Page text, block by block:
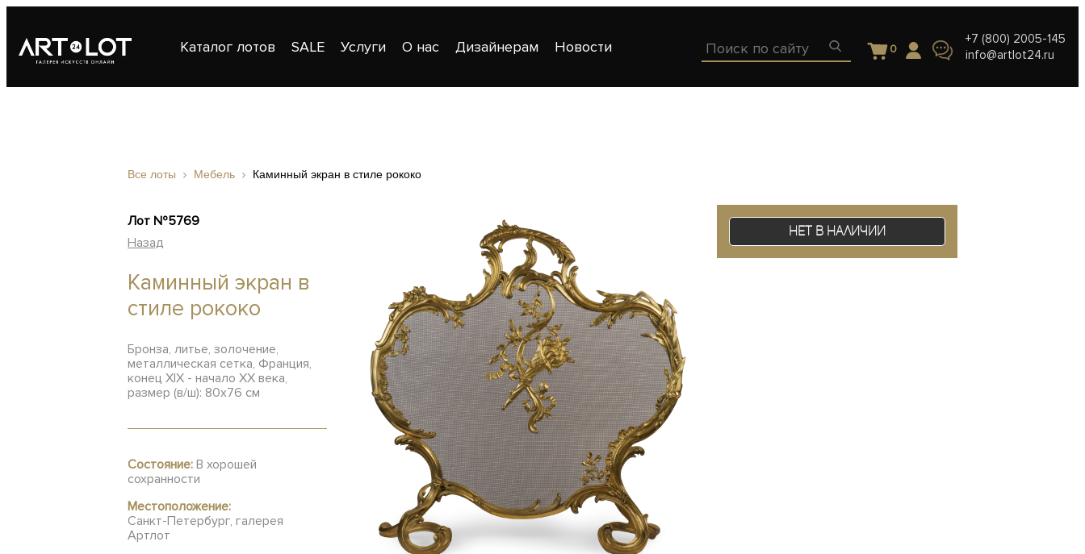
Каталог лотов SALE Услуги О нас Дизайнерам Новости 0
+7 (800) 2005-145
info@artlot24.ru
Все лоты Мебель Каминный экран в стиле рококо
Лот №5769
Назад
Каминный экран в
стиле рококо
Бронза, литье, золочение,
металлическая сетка, Франция,
конец XIX - начало ХХ века,
размер (в/ш): 80х76 см
Состояние: В хорошей
сохранности
Местоположение:
Санкт-Петербург, галерея
Артлот
Нет в наличии